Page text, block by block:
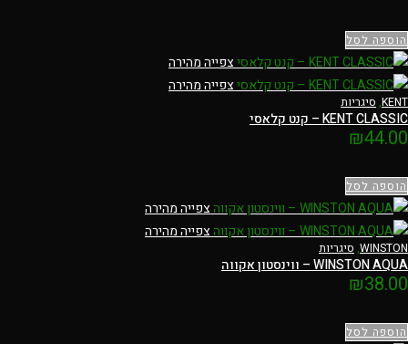
הוספה לסל
צפייה מהירה
צפייה מהירה
KENT
, סיגריות
KENT CLASSIC – קנט קלאסי
₪44.00
הוספה לסל
צפייה מהירה
צפייה מהירה
WINSTON
, סיגריות
WINSTON AQUA – ווינסטון אקווה
₪38.00
הוספה לסל